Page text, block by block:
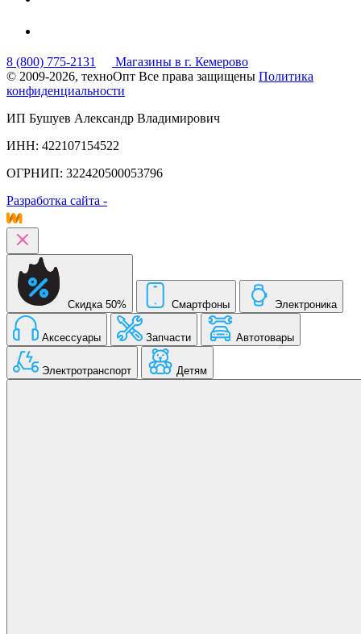
8 (800) 775-2131
Магазины в г. Кемерово
© 2009-2026, техноОпт Все права защищены Политика
конфиденциальности
ИП Бушуев Александр Владимирович
ИНН: 422107154522
ОГРНИП: 322420500053796
Разработка сайта -
Скидка 50% Смартфоны Электроника
Аксессуары Запчасти Автотовары
Электротранспорт Детям